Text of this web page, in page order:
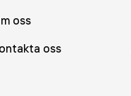
oss
oss